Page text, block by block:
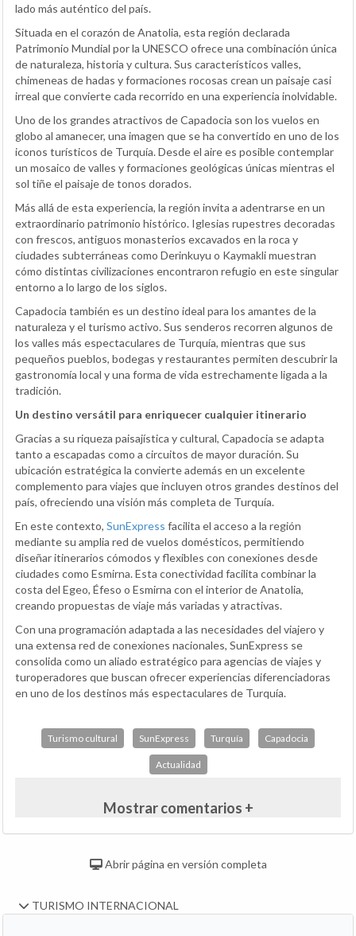
lado más auténtico del país.
Situada en el corazón de Anatolia, esta región declarada
Patrimonio Mundial por la UNESCO ofrece una combinación única
de naturaleza, historia y cultura. Sus característicos valles,
chimeneas de hadas y formaciones rocosas crean un paisaje casi
irreal que convierte cada recorrido en una experiencia inolvidable.
Uno de los grandes atractivos de Capadocia son los vuelos en
globo al amanecer, una imagen que se ha convertido en uno de los
iconos turísticos de Turquía. Desde el aire es posible contemplar
un mosaico de valles y formaciones geológicas únicas mientras el
sol tiñe el paisaje de tonos dorados.
Más allá de esta experiencia, la región invita a adentrarse en un
extraordinario patrimonio histórico. Iglesias rupestres decoradas
con frescos, antiguos monasterios excavados en la roca y
ciudades subterráneas como Derinkuyu o Kaymakli muestran
cómo distintas civilizaciones encontraron refugio en este singular
entorno a lo largo de los siglos.
Capadocia también es un destino ideal para los amantes de la
naturaleza y el turismo activo. Sus senderos recorren algunos de
los valles más espectaculares de Turquía, mientras que sus
pequeños pueblos, bodegas y restaurantes permiten descubrir la
gastronomía local y una forma de vida estrechamente ligada a la
tradición.
Un destino versátil para enriquecer cualquier itinerario
Gracias a su riqueza paisajística y cultural, Capadocia se adapta
tanto a escapadas como a circuitos de mayor duración. Su
ubicación estratégica la convierte además en un excelente
complemento para viajes que incluyen otros grandes destinos del
país, ofreciendo una visión más completa de Turquía.
En este contexto, SunExpress facilita el acceso a la región
mediante su amplia red de vuelos domésticos, permitiendo
diseñar itinerarios cómodos y flexibles con conexiones desde
ciudades como Esmirna. Esta conectividad facilita combinar la
costa del Egeo, Éfeso o Esmirna con el interior de Anatolia,
creando propuestas de viaje más variadas y atractivas.
Con una programación adaptada a las necesidades del viajero y
una extensa red de conexiones nacionales, SunExpress se
consolida como un aliado estratégico para agencias de viajes y
turoperadores que buscan ofrecer experiencias diferenciadoras
en uno de los destinos más espectaculares de Turquía.
Turismo cultural SunExpress Turquía Capadocia
Actualidad
Mostrar comentarios +
Abrir página en versión completa
TURISMO INTERNACIONAL